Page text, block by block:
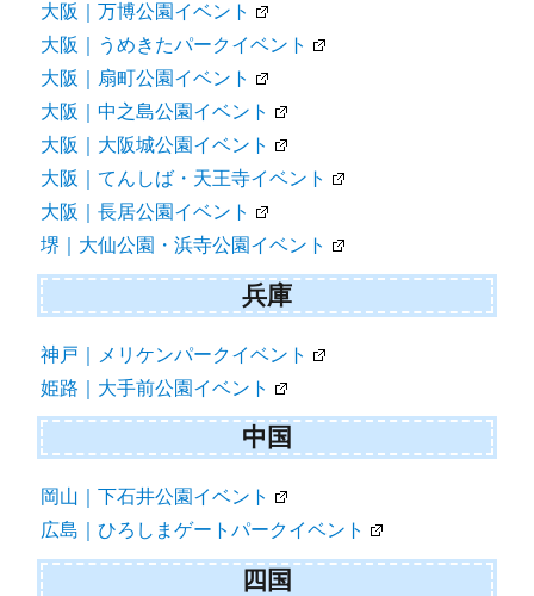
大阪｜万博公園イベント
大阪｜うめきたパークイベント
大阪｜扇町公園イベント
大阪｜中之島公園イベント
大阪｜大阪城公園イベント
大阪｜てんしば・天王寺イベント
大阪｜長居公園イベント
堺｜大仙公園・浜寺公園イベント
兵庫
神戸｜メリケンパークイベント
姫路｜大手前公園イベント
中国
岡山｜下石井公園イベント
広島｜ひろしまゲートパークイベント
四国